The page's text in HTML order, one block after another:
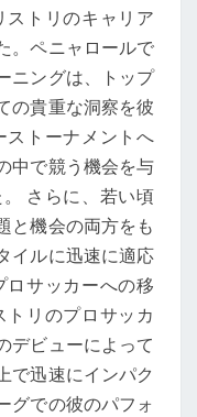
ストリのキャリア
。ペニャロールで
ニングは、トップ
の貴重な洞察を彼
ストーナメントへ
中で競う機会を与
さらに、若い頃
と機会の両方をも
イルに迅速に適応
ロサッカーへの移
リのプロサッカ
デビューによって
で迅速にインパク
グでの彼のパフォ